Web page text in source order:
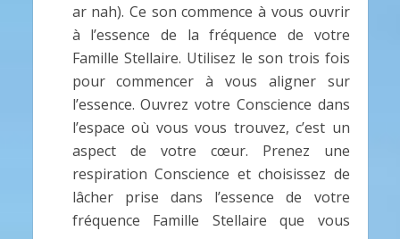
ar nah). Ce son commence à vous ouvrir
à l’essence de la fréquence de votre
Famille Stellaire. Utilisez le son trois fois
pour commencer à vous aligner sur
l’essence. Ouvrez votre Conscience dans
l’espace où vous vous trouvez, c’est un
aspect de votre cœur. Prenez une
respiration Conscience et choisissez de
lâcher prise dans l’essence de votre
fréquence Famille Stellaire que vous